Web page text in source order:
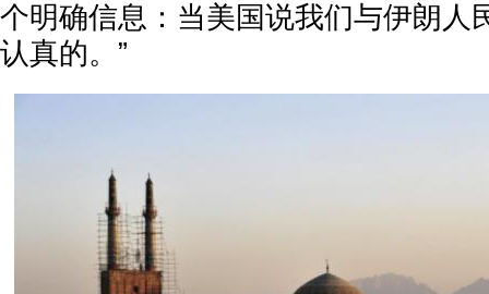
个明确信息：当美国说我们与伊朗人
认真的。”